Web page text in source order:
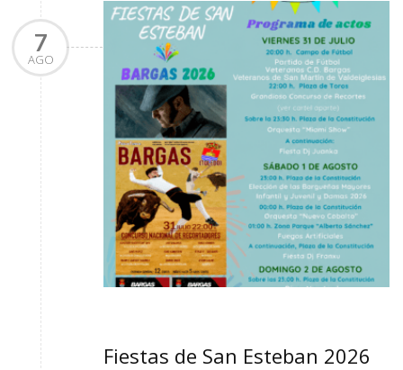
7
AGO
Fiestas de San Esteban 2026